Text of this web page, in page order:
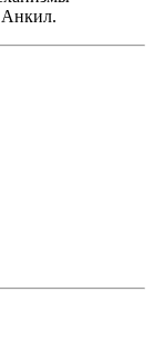
Анкил.